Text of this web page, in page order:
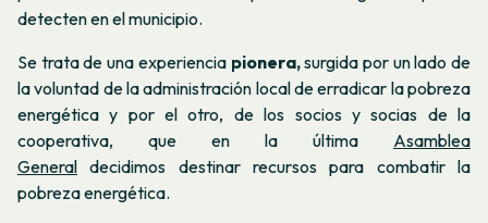
detecten en el municipio.
Se trata de una experienciapionera,surgida por un lado de
la voluntad de la administración local de erradicar la pobreza
energética y por el otro, de los socios y socias de la
cooperativa, que en la última Asamblea
General decidimos destinar recursos para combatir la
pobreza energética.